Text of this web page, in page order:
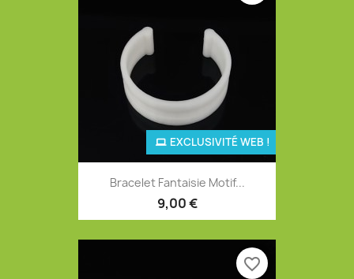
Bracelet Fantaisie Motif...
9,00 €
EXCLUSIVITÉ WEB !
favorite_border